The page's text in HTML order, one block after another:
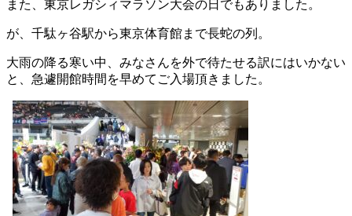
また、東京レガシィマラソン大会の日でもありました。
が、千駄ヶ谷駅から東京体育館まで長蛇の列。
大雨の降る寒い中、みなさんを外で待たせる訳にはいかない
と、急遽開館時間を早めてご入場頂きました。